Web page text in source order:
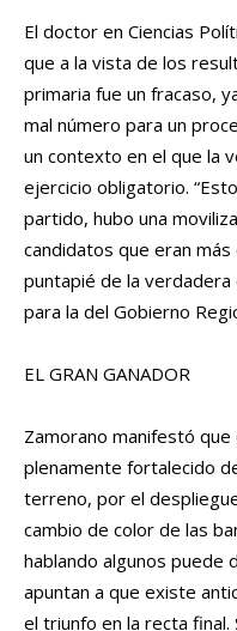
El doctor en Ciencias
que a la vista de los
primaria fue un fracaso,
mal número para un
un contexto en el que la
ejercicio obligatorio.
partido, hubo una
candidatos que eran
puntapié de la verdadera
para la del Gobierno
EL GRAN GANADOR
Zamorano manifestó
plenamente fortalecido
terreno, por el
cambio de color de las
hablando algunos puede
apuntan a que existe
el triunfo en la recta